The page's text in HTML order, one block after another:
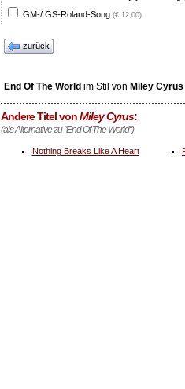
GM-/ GS-Roland-Song (€ 12,00)
zurück
End Of The World im Stil von Miley Cyrus
Andere Titel vonMiley Cyrus:
(als Alternative zu "End Of The World")
Nothing Breaks Like A Heart